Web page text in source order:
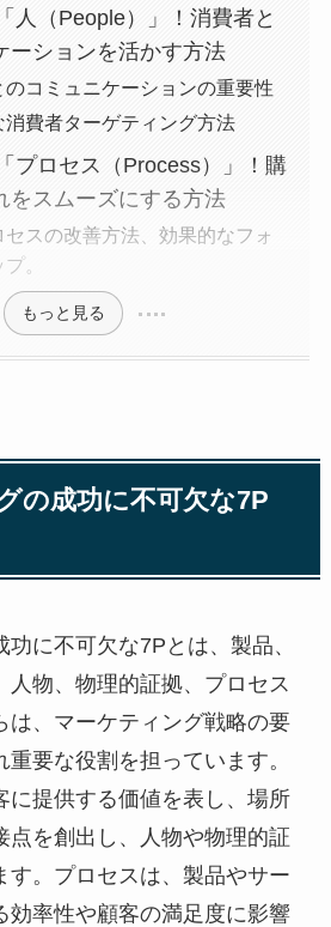
人（People）」！消費者と
ーションを活かす方法
のコミュニケーションの重要性
消費者ターゲティング方法
プロセス（Process）」！購
をスムーズにする方法
セスの改善方法、効果的なフォ
。
もっと見る
の成功に不可欠な7P
に不可欠な7Pとは、製品、
人物、物理的証拠、プロセス
は、マーケティング戦略の要
要な役割を担っています。
に提供する価値を表し、場所
点を創出し、人物や物理的証
す。プロセスは、製品やサー
効率性や顧客の満足度に影響